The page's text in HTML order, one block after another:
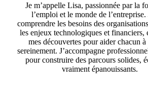
Je m’appelle Lisa, passionnée par la
l’emploi et le monde de l’entreprise.
comprendre les besoins des
les enjeux technologiques et financiers,
mes découvertes pour aider chacun
sereinement. J’accompagne
pour construire des parcours solides,
vraiment épanouissants.